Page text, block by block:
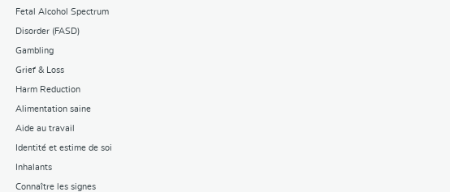
Fetal Alcohol Spectrum
Disorder (FASD)
Gambling
Grief & Loss
Harm Reduction
Alimentation saine
Aide au travail
Identité et estime de soi
Inhalants
Connaître les signes